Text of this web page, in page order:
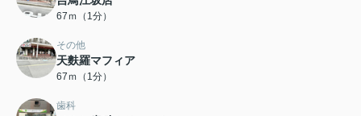
67ｍ（1分）
その他
天麩羅マフィア
67ｍ（1分）
歯科